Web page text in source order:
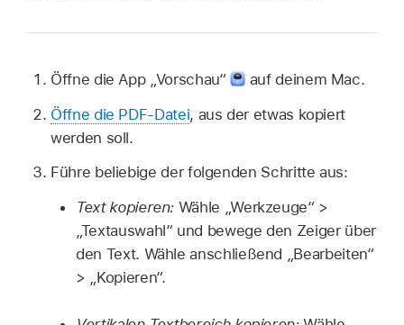
Öffne die App „Vorschau“
auf deinem Mac.
Öffne die PDF-Datei, aus der etwas kopiert
werden soll.
Führe beliebige der folgenden Schritte aus:
Text kopieren: Wähle „Werkzeuge“ >
„Textauswahl“ und bewege den Zeiger über
den Text. Wähle anschließend „Bearbeiten“
> „Kopieren“.